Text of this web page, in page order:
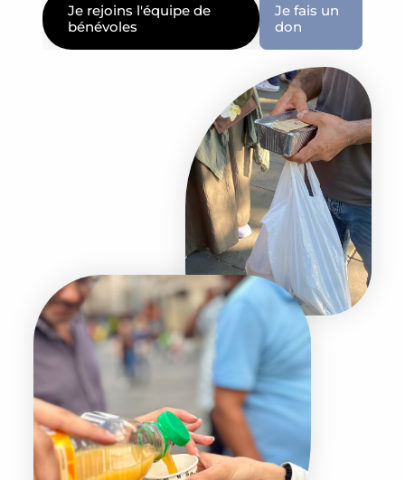
Je rejoins l'équipe de
bénévoles
Je fais un
don